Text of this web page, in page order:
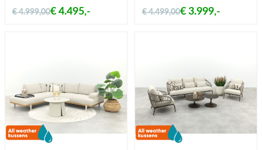
€ 4.999,00€ 4.495,- € 4.499,00€ 3.999,-